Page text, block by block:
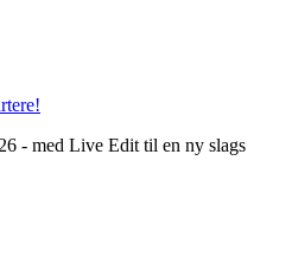
- med Live Edit til en ny slags